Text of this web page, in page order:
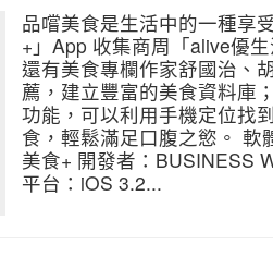
品嚐美食是生活中的一種享
+」App 收集商周「alive優
還有美食專欄作家舒國治、
薦，建立豐富的美食資料庫
功能，可以利用手機定位找
食，輕鬆滿足口腹之慾。 軟
美食+ 開發者：BUSINESS
平台：iOS 3.2...